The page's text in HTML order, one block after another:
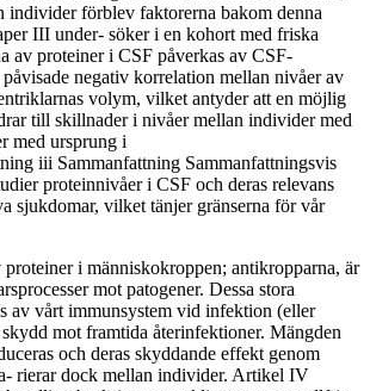
individer förblev faktorerna bakom denna
III under- söker i en kohort med friska
av proteiner i CSF påverkas av CSF-
negativ korrelation mellan nivåer av
volym, vilket antyder att en möjlig
till skillnader i nivåer mellan individer med
med ursprung i
iii Sammanfattning Sammanfattningsvis
proteinnivåer i CSF och deras relevans
sjukdomar, vilket tänjer gränserna för vår
i människokroppen; antikropparna, är
mot patogener. Dessa stora
av vårt immunsystem vid infektion (eller
mot framtida återinfektioner. Mängden
och deras skyddande effekt genom
rierar dock mellan individer. Artikel IV